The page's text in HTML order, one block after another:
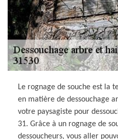
Le rognage de souche est la
en matière de dessouchage
votre paysagiste pour
31. Grâce à un rognage de
dessoucheurs, vous aller